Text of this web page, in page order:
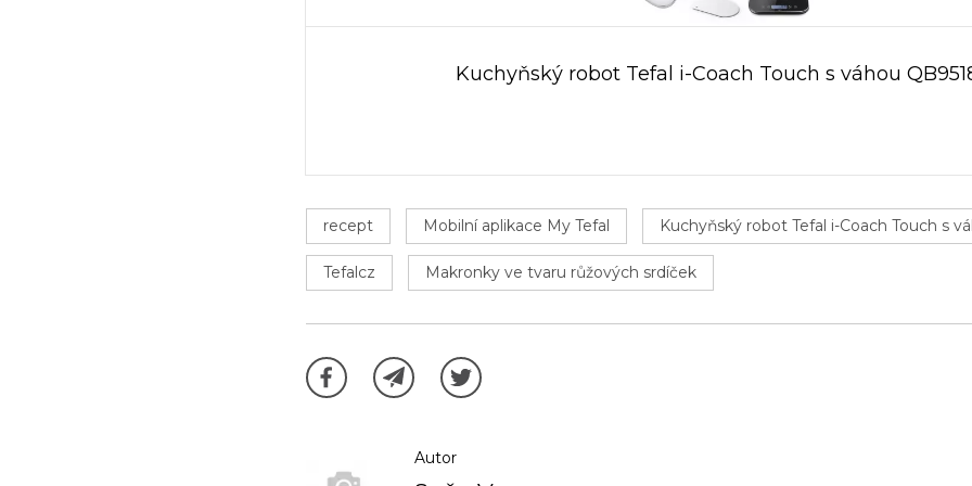
Kuchyňský robot Tefal i-Coach Touch s váhou
recept Mobilní aplikace My Tefal Kuchyňský robot Tefal i-Coach Touch s
Tefalcz Makronky ve tvaru růžových srdíček
Autor